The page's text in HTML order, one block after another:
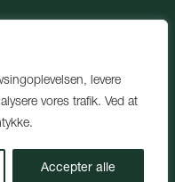
levere
vores trafik. Ved at
Accepter alle